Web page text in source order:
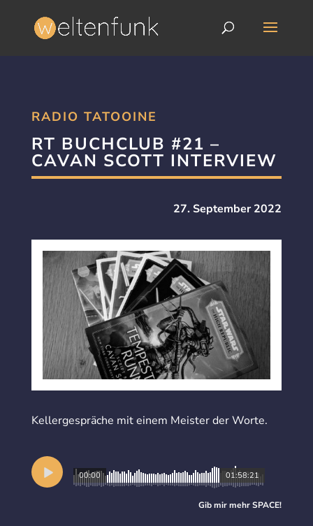
RADIO TATOOINE
RT BUCHCLUB #21 –
CAVAN SCOTT INTERVIEW
27. September 2022
Kellergespräche mit einem Meister der Worte.
01:58:21
00:00
Gib mir mehrSPACE!